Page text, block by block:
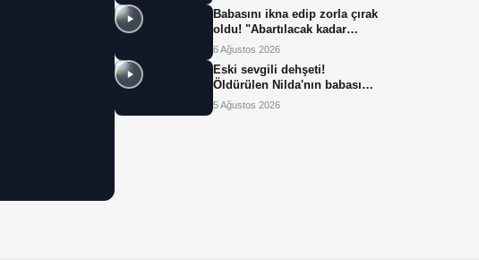
Babasını ikna edip zorla çırak
oldu! "Abartılacak kadar
yorucu bir iş değil"
6 Ağustos 2026
Eski sevgili dehşeti!
Öldürülen Nilda'nın babası
isyan etti: "Ekmeğimizi
paylaştık"
5 Ağustos 2026